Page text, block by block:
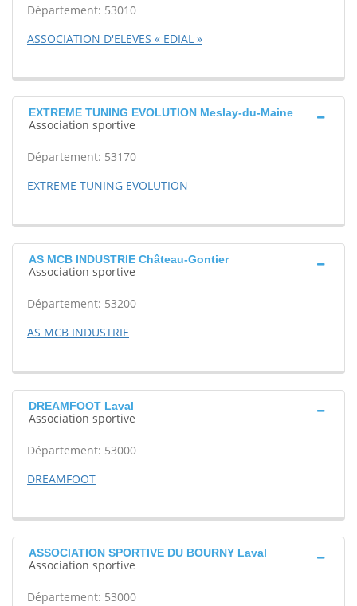
Département: 53010
ASSOCIATION D'ELEVES « EDIAL »
EXTREME TUNING EVOLUTION Meslay-du-Maine
Association sportive
Département: 53170
EXTREME TUNING EVOLUTION
AS MCB INDUSTRIE Château-Gontier
Association sportive
Département: 53200
AS MCB INDUSTRIE
DREAMFOOT Laval
Association sportive
Département: 53000
DREAMFOOT
ASSOCIATION SPORTIVE DU BOURNY Laval
Association sportive
Département: 53000